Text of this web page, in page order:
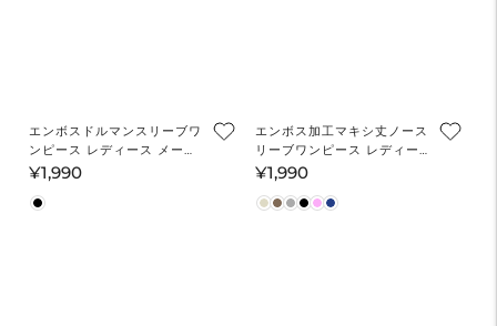
エンボスドルマンスリーブワ
ンピース レディース メール
便不可
通
常
¥1,990
エンボス加工マキシ丈ノース
リーブワンピース レディー
ス メール便不可
通
常
¥1,990